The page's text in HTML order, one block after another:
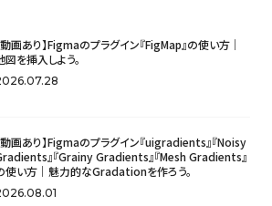
動画あり】Figmaのプラグイン『FigMap』の使い方｜
図を挿入しよう。
動画あり】Figmaのプラグイン『uigradients』『Noisy
』『Grainy Gradients』『Mesh Gradients』
使い方｜魅力的なGradationを作ろう。